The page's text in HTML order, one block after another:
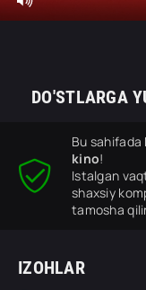
DO'STLARGA
Bu sahifada
kino!
Istalgan
shaxsiy
tamosha
IZOHLAR